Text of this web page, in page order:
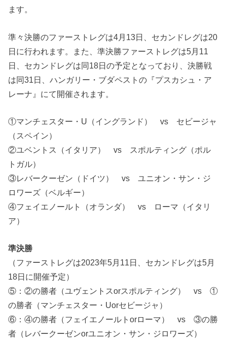
ます。
準々決勝のファーストレグは4月13日、セカンドレグは20
日に行われます。また、準決勝ファーストレグは5月11
日、セカンドレグは同18日の予定となっており、決勝戦
は同31日、ハンガリー・ブダペストの『プスカシュ・ア
レーナ』にて開催されます。
①マンチェスター・U（イングランド） vs セビージャ
（スペイン）
②ユベントス（イタリア） vs スポルティング（ポル
トガル）
③レバークーゼン（ドイツ） vs ユニオン・サン・ジ
ロワーズ（ベルギー）
④フェイエノールト（オランダ） vs ローマ（イタリ
ア）
準決勝
（ファーストレグは2023年5月11日、セカンドレグは5月
18日に開催予定）
⑤：②の勝者（ユヴェントスorスポルティング） vs ①
の勝者（マンチェスター・Uorセビージャ）
⑥：④の勝者（フェイエノールトorローマ） vs ③の勝
者（レバークーゼンorユニオン・サン・ジロワーズ）